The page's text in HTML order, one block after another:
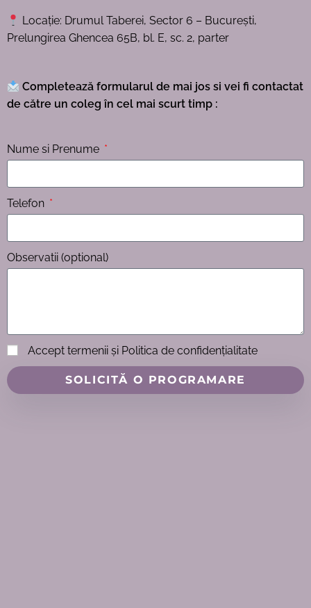
Locație: Drumul Taberei, Sector 6 – București,
Prelungirea Ghencea 65B, bl. E, sc. 2, parter
Completează formularul de mai jos si vei fi contactat
de către un coleg în cel mai scurt timp :
Nume si Prenume
Telefon
Observatii (optional)
Accept termenii și Politica de confidențialitate
SOLICITĂ O PROGRAMARE